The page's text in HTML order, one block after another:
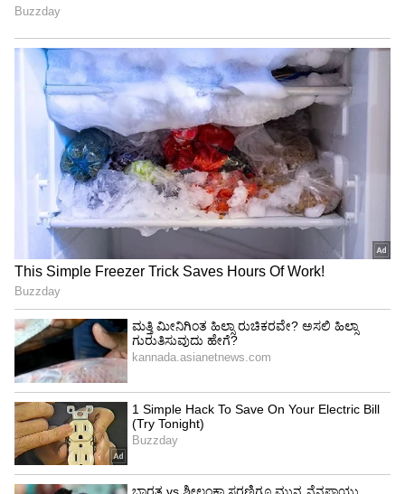
ಪ್ರಧಾನಿ ಅನಾವರಣಗೊಳಿಸಿದ ನೂತನ ರಾಷ್ಟ್ರೀಯ ಸರಕು
ಸಾಗಣೆ ನೀತಿಯಲ್ಲೇನಿದೆ?
ಕರ್ನಾಟಕದ ಹಾಳಾಗುವ ರಫ್ತುದಾರರಿಗೆ ಸಹಾಯ ಮಾಡುವಲ್ಲಿ
ಮತ್ತು ರಫ್ತುಗಳನ್ನು ಹೆಚ್ಚಿಸುವ ಸಲುವಾಗಿ ಅವರ ಅಗತ್ಯಗಳನ್ನು
Shetty speech | Suvarna News
ಶೇ.50 ರಿಂದ ಶೇ.18 ಕ್ಕೆ TAX ಇಳಿಕೆ: ಮೋದಿ-
ಟ್ರಂಪ್ ಐತಿಹಾಸಿಕ ಒಪ್ಪಂದ | India US
Trade Deal | Party Rounds